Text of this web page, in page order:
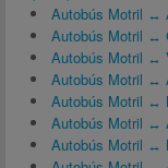
Autobús Motril ↔
Autobús Motril ↔
Autobús Motril ↔
Autobús Motril ↔
Autobús Motril ↔
Autobús Motril ↔
Autobús Motril ↔